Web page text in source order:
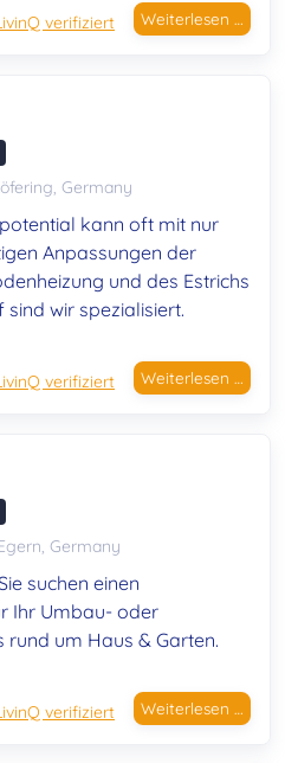
Weiterlesen …
Germany
kann oft mit nur
Anpassungen der
und des Estrichs
wir spezialisiert.
Weiterlesen …
Germany
suchen einen
Ihr Umbau- oder
rund um Haus & Garten.
Weiterlesen …